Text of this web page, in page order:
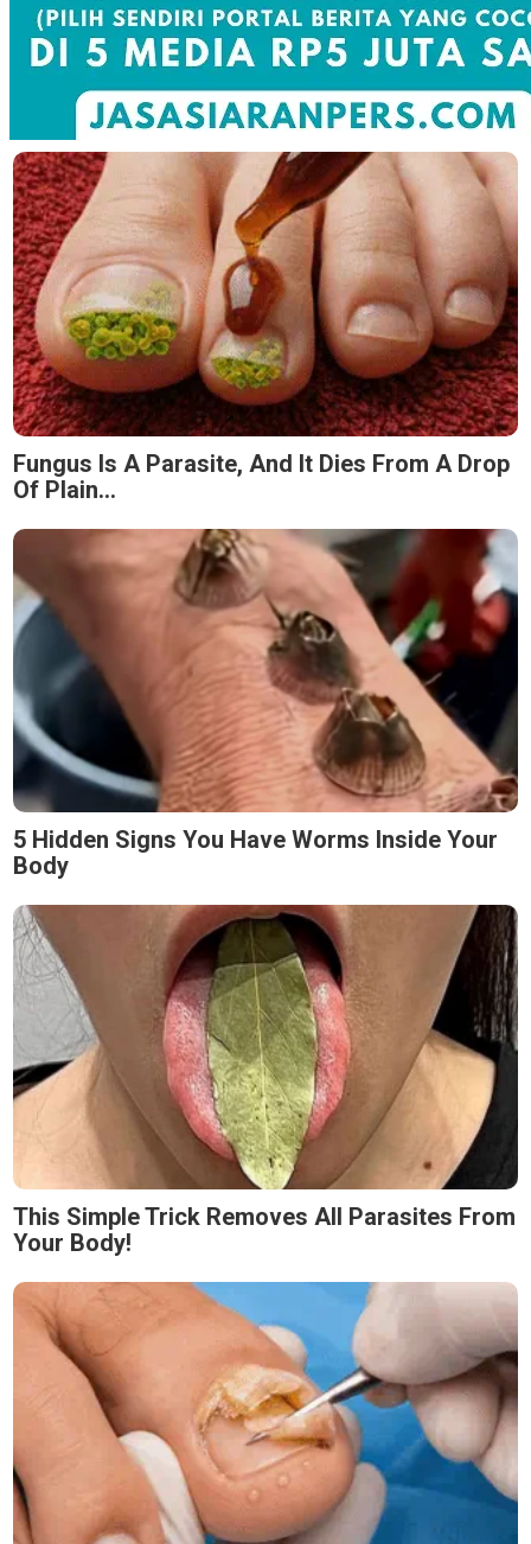
Fungus Is A Parasite, And It Dies From A Drop
Of Plain...
5 Hidden Signs You Have Worms Inside Your
Body
This Simple Trick Removes All Parasites From
Your Body!